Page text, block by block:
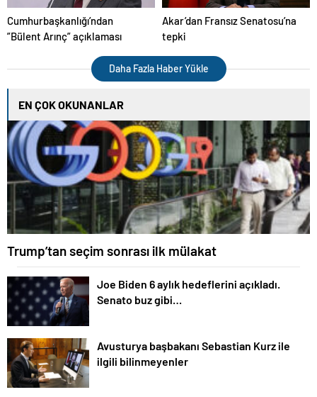
Cumhurbaşkanlığı’ndan
”Bülent Arınç” açıklaması
Akar’dan Fransız Senatosu’na
tepki
Daha Fazla Haber Yükle
EN ÇOK OKUNANLAR
Trump’tan seçim sonrası ilk mülakat
Joe Biden 6 aylık hedeflerini açıkladı.
Senato buz gibi…
Avusturya başbakanı Sebastian Kurz ile
ilgili bilinmeyenler